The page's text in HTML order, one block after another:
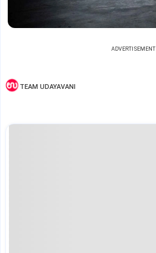
ADVERTISEMENT
TEAM UDAYAVANI